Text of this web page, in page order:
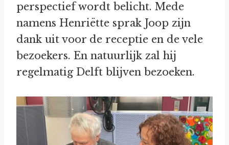
perspectief wordt belicht. Mede
namens Henriëtte sprak Joop zijn
dank uit voor de receptie en de vele
bezoekers. En natuurlijk zal hij
regelmatig Delft blijven bezoeken.